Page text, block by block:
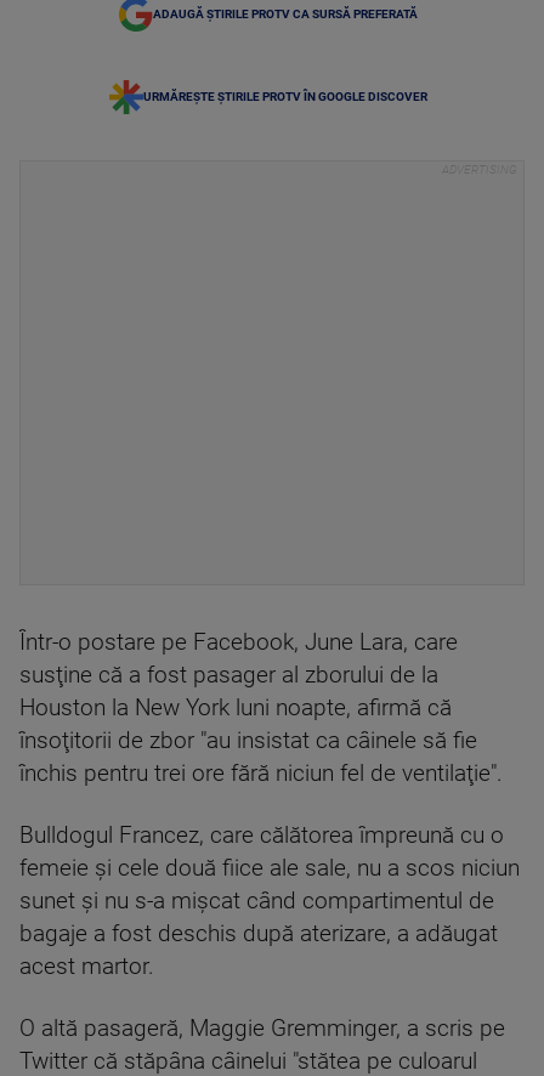
ADAUGĂ ȘTIRILE PROTV CA SURSĂ PREFERATĂ
URMĂREȘTE ȘTIRILE PROTV ÎN GOOGLE DISCOVER
Într-o postare pe Facebook, June Lara, care
susţine că a fost pasager al zborului de la
Houston la New York luni noapte, afirmă că
însoţitorii de zbor "au insistat ca câinele să fie
închis pentru trei ore fără niciun fel de ventilaţie".
Bulldogul Francez, care călătorea împreună cu o
femeie şi cele două fiice ale sale, nu a scos niciun
sunet şi nu s-a mişcat când compartimentul de
bagaje a fost deschis după aterizare, a adăugat
acest martor.
O altă pasageră, Maggie Gremminger, a scris pe
Twitter că stăpâna câinelui "stătea pe culoarul